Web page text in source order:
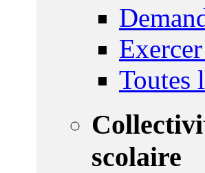
Toutes
scolaire